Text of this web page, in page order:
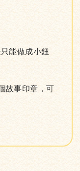
能做成小鈕
故事印章，可